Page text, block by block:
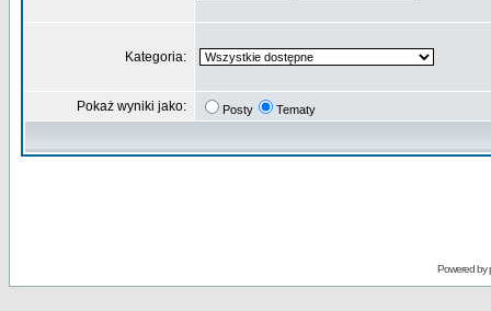
Kategoria:
Pokaż wyniki jako: Posty Tematy
Powered by